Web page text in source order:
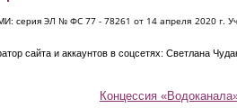
серия ЭЛ № ФС 77 - 78261 от 14 апреля 2020 г.
сайта и аккаунтов в соцсетях: Светлана
Концессия